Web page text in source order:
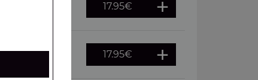
17.95€
17.95€